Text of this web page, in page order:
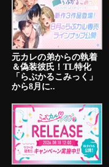
元カレの弟からの執着
＆偽装彼氏！TL特化
「らぶかるこみっく」
から8月に..